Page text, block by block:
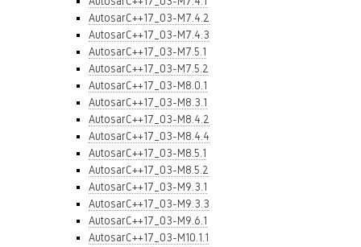
AutosarC++17_03-M7.4.2
AutosarC++17_03-M7.4.3
AutosarC++17_03-M7.5.1
AutosarC++17_03-M7.5.2
AutosarC++17_03-M8.0.1
AutosarC++17_03-M8.3.1
AutosarC++17_03-M8.4.2
AutosarC++17_03-M8.4.4
AutosarC++17_03-M8.5.1
AutosarC++17_03-M8.5.2
AutosarC++17_03-M9.3.1
AutosarC++17_03-M9.3.3
AutosarC++17_03-M9.6.1
AutosarC++17_03-M10.1.1